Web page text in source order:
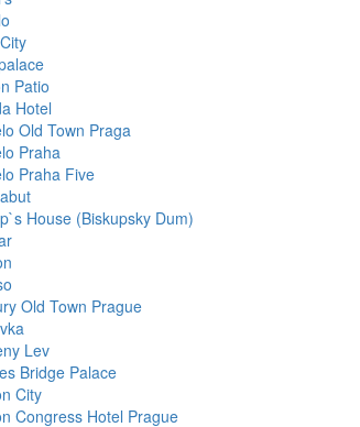
Patio
Hotel
Old Town Praga
Praha
Praha Five
House (Biskupsky Dum)
Old Town Prague
Lev
Bridge Palace
City
Congress Hotel Prague